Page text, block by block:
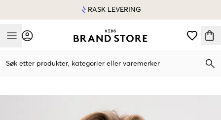
RASK LEVERING
Mobile Menu
Søk etter produkter, kategorier eller varemerker